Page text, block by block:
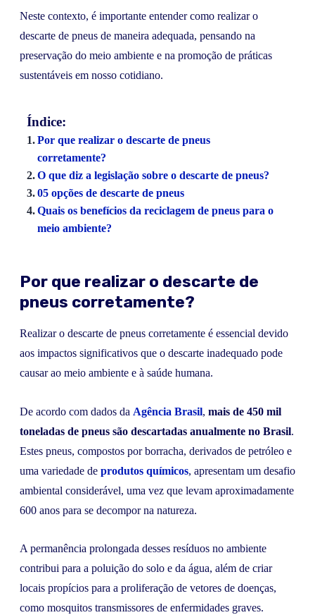
Neste contexto, é importante entender como realizar o
descarte de pneus de maneira adequada, pensando na
preservação do meio ambiente e na promoção de práticas
sustentáveis em nosso cotidiano.
Índice:
Por que realizar o descarte de pneus
corretamente?
O que diz a legislação sobre o descarte de pneus?
05 opções de descarte de pneus
Quais os benefícios da reciclagem de pneus para o
meio ambiente?
Por que realizar o descarte de
pneus corretamente?
Realizar o descarte de pneus corretamente é essencial devido
aos impactos significativos que o descarte inadequado pode
causar ao meio ambiente e à saúde humana.
De acordo com dados da Agência Brasil, mais de 450 mil
toneladas de pneus são descartadas anualmente no Brasil.
Estes pneus, compostos por borracha, derivados de petróleo e
uma variedade de produtos químicos, apresentam um desafio
ambiental considerável, uma vez que levam aproximadamente
600 anos para se decompor na natureza.
A permanência prolongada desses resíduos no ambiente
contribui para a poluição do solo e da água, além de criar
locais propícios para a proliferação de vetores de doenças,
como mosquitos transmissores de enfermidades graves.